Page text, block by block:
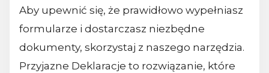
Aby upewnić się, że prawidłowo wypełniasz
formularze i dostarczasz niezbędne
dokumenty, skorzystaj z naszego narzędzia.
Przyjazne Deklaracje to rozwiązanie, które